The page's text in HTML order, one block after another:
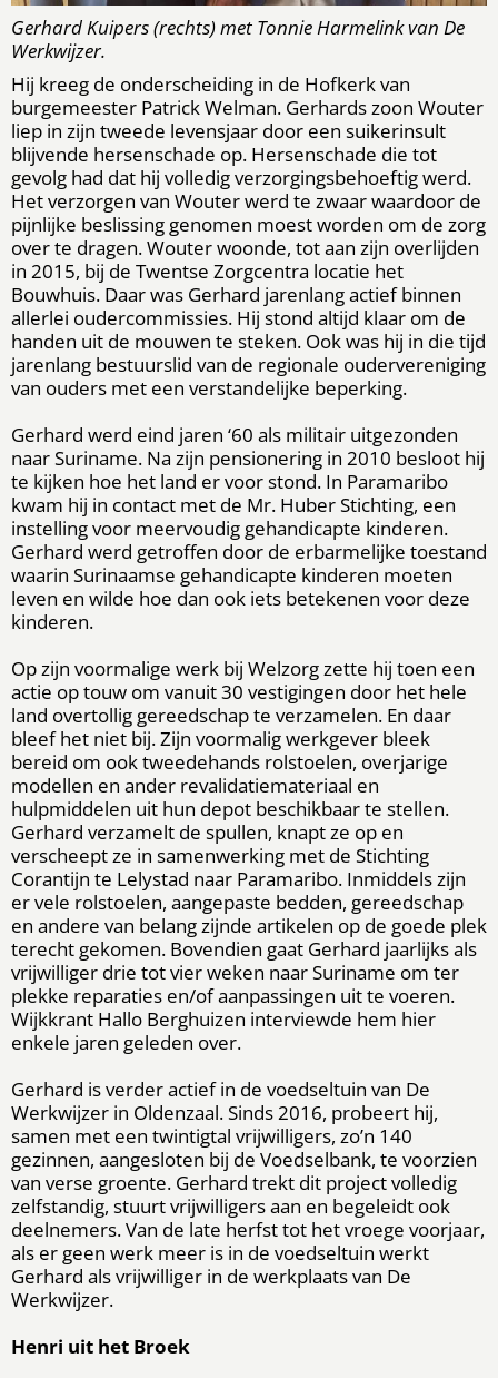
Gerhard Kuipers (rechts) met Tonnie Harmelink van De
Werkwijzer.
Hij kreeg de onderscheiding in de Hofkerk van
burgemeester Patrick Welman. Gerhards zoon Wouter
liep in zijn tweede levensjaar door een suikerinsult
blijvende hersenschade op. Hersenschade die tot
gevolg had dat hij volledig verzorgingsbehoeftig werd.
Het verzorgen van Wouter werd te zwaar waardoor de
pijnlijke beslissing genomen moest worden om de zorg
over te dragen. Wouter woonde, tot aan zijn overlijden
in 2015, bij de Twentse Zorgcentra locatie het
Bouwhuis. Daar was Gerhard jarenlang actief binnen
allerlei oudercommissies. Hij stond altijd klaar om de
handen uit de mouwen te steken. Ook was hij in die tijd
jarenlang bestuurslid van de regionale oudervereniging
van ouders met een verstandelijke beperking.
Gerhard werd eind jaren ‘60 als militair uitgezonden
naar Suriname. Na zijn pensionering in 2010 besloot hij
te kijken hoe het land er voor stond. In Paramaribo
kwam hij in contact met de Mr. Huber Stichting, een
instelling voor meervoudig gehandicapte kinderen.
Gerhard werd getroffen door de erbarmelijke toestand
waarin Surinaamse gehandicapte kinderen moeten
leven en wilde hoe dan ook iets betekenen voor deze
kinderen.
Op zijn voormalige werk bij Welzorg zette hij toen een
actie op touw om vanuit 30 vestigingen door het hele
land overtollig gereedschap te verzamelen. En daar
bleef het niet bij. Zijn voormalig werkgever bleek
bereid om ook tweedehands rolstoelen, overjarige
modellen en ander revalidatiemateriaal en
hulpmiddelen uit hun depot beschikbaar te stellen.
Gerhard verzamelt de spullen, knapt ze op en
verscheept ze in samenwerking met de Stichting
Corantijn te Lelystad naar Paramaribo. Inmiddels zijn
er vele rolstoelen, aangepaste bedden, gereedschap
en andere van belang zijnde artikelen op de goede plek
terecht gekomen. Bovendien gaat Gerhard jaarlijks als
vrijwilliger drie tot vier weken naar Suriname om ter
plekke reparaties en/of aanpassingen uit te voeren.
Wijkkrant Hallo Berghuizen interviewde hem hier
enkele jaren geleden over.
Gerhard is verder actief in de voedseltuin van De
Werkwijzer in Oldenzaal. Sinds 2016, probeert hij,
samen met een twintigtal vrijwilligers, zo’n 140
gezinnen, aangesloten bij de Voedselbank, te voorzien
van verse groente. Gerhard trekt dit project volledig
zelfstandig, stuurt vrijwilligers aan en begeleidt ook
deelnemers. Van de late herfst tot het vroege voorjaar,
als er geen werk meer is in de voedseltuin werkt
Gerhard als vrijwilliger in de werkplaats van De
Werkwijzer.
Henri uit het Broek